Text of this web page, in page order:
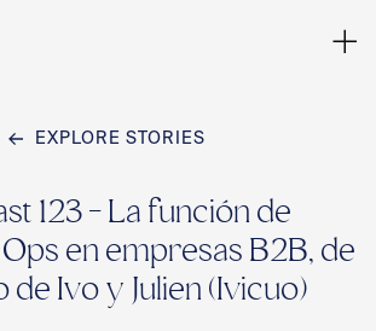
EXPLORE STORIES
123 - La función de
en empresas B2B, de
de Ivo y Julien (Ivicuo)